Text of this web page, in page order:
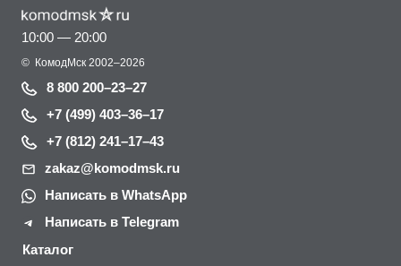
10:00 — 20:00
© КомодМск 2002–2026
8 800 200–23–27
+7 (499) 403–36–17
+7 (812) 241–17–43
zakaz@komodmsk.ru
Написать в WhatsApp
Написать в Telegram
Каталог